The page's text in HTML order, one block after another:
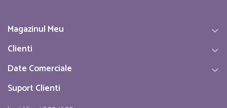
Magazinul Meu
Clienti
Date Comerciale
Suport Clienti